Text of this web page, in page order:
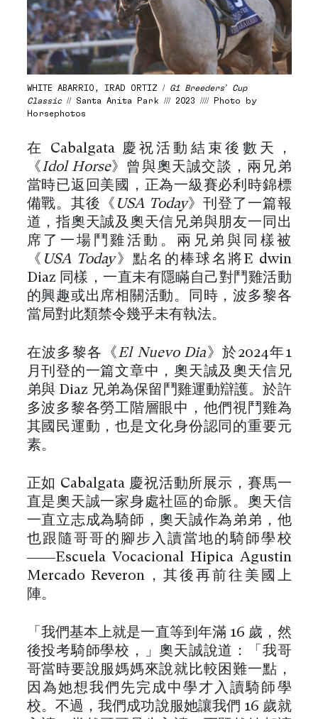
WHITE ABARRIO, IRAD ORTIZ / G1 Breeders’ Cup
Classic// Santa Anita Park /// 2023 //// Photo by
Horsephotos
在 Cabalgata 慶祝活動結束後數天，
《Idol Horse》曾與奧天誠交談，兩兄弟
當時已返回美國，正為一級賽必利時錦標
備戰。其後《 USA Today》刊登了一篇報
道，指奧天誠及奧天信兄弟與朋友一同出
席了一場鬥雞活動。兩兄弟與同樣被
《 USA Today》點名的棒球名將E dwin
Diaz 同樣，一直未有隱瞞自己對鬥雞活動
的興趣或出席相關活動。同時，波多黎各
當局對此類禁令幾乎未有執法。
在波多黎各《El Nuevo Dia》於2024年1
月刊登的一篇文章中，奧天誠及奧天信兄
弟與 Diaz 兄弟為保留鬥雞運動辯護。於許
多波多黎各勞工階層眼中，他們視鬥雞為
其國民運動，也是文化身份認同的重要元
素。
正如 Cabalgata 慶祝活動所展示，賽馬一
直是奧天誠一家身處社區的命脈。奧天信
一直立志成為騎師，奧天誠作為弟弟，他
也跟隨哥哥的腳步入讀當地的騎師學校
——Escuela Vocacional Hípica Agustín
Mercado Reverón，其後再前往美國上
陣。
「我們基本上就是一直等到年滿 16 歲，然
後投考騎師學校，」奧天誠說道：「我哥
哥當時要說服媽媽來說就比較困難一點，
因為她想我們先完成中學才入讀騎師學
校。不過，我們成功說服她讓我們 16 歲就